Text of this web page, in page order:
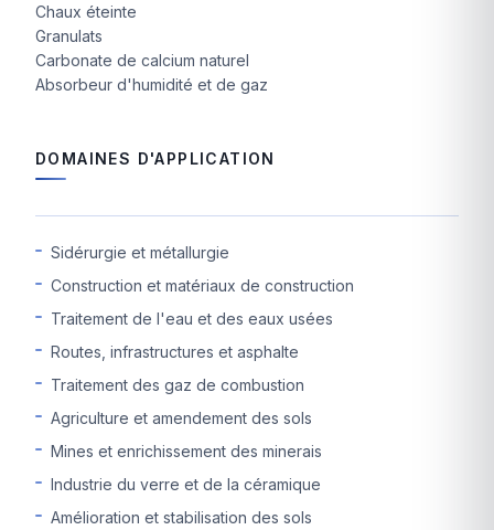
Chaux éteinte
Granulats
Carbonate de calcium naturel
Absorbeur d'humidité et de gaz
DOMAINES D'APPLICATION
Sidérurgie et métallurgie
Construction et matériaux de construction
Traitement de l'eau et des eaux usées
Routes, infrastructures et asphalte
Traitement des gaz de combustion
Agriculture et amendement des sols
Mines et enrichissement des minerais
Industrie du verre et de la céramique
Amélioration et stabilisation des sols